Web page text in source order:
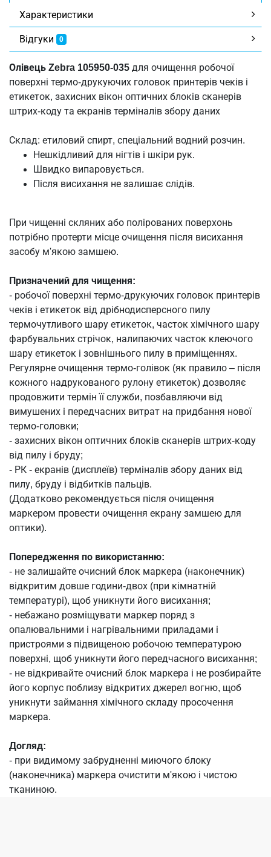
Характеристики
Відгуки 0
Олівець Zebra 105950-035 для очищення робочої
поверхні термо-друкуючих головок принтерів чеків і
етикеток, захисних вікон оптичних блоків сканерів
штрих-коду та екранів терміналів збору даних
Склад: етиловий спирт, спеціальний водний розчин.
Нешкідливий для нігтів і шкіри рук.
Швидко випаровується.
Після висихання не залишає слідів.
При чищенні скляних або полірованих поверхонь
потрібно протерти місце очищення після висихання
засобу м'якою замшею.
Призначений для чищення:
- робочої поверхні термо-друкуючих головок принтерів
чеків і етикеток від дрібнодисперсного пилу
термочутливого шару етикеток, часток хімічного шару
фарбувальних стрічок, налипаючих часток клеючого
шару етикеток і зовнішнього пилу в приміщеннях.
Регулярне очищення термо-голівок (як правило – після
кожного надрукованого рулону етикеток) дозволяє
продовжити термін її служби, позбавляючи від
вимушених і передчасних витрат на придбання нової
термо-головки;
- захисних вікон оптичних блоків сканерів штрих-коду
від пилу і бруду;
- РК - екранів (дисплеїв) терміналів збору даних від
пилу, бруду і відбитків пальців.
(Додатково рекомендується після очищення
маркером провести очищення екрану замшею для
оптики).
Попередження по використанню:
- не залишайте очисний блок маркера (наконечник)
відкритим довше години-двох (при кімнатній
температурі), щоб уникнути його висихання;
- небажано розміщувати маркер поряд з
опалювальними і нагрівальними приладами і
пристроями з підвищеною робочою температурою
поверхні, щоб уникнути його передчасного висихання;
- не відкривайте очисний блок маркера і не розбирайте
його корпус поблизу відкритих джерел вогню, щоб
уникнути займання хімічного складу просочення
маркера.
Догляд:
- при видимому забрудненні миючого блоку
(наконечника) маркера очистити м'якою і чистою
тканиною.